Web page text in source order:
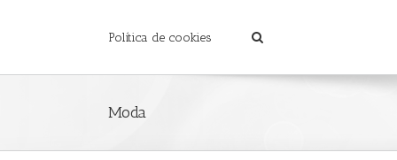
Política de cookies
Moda